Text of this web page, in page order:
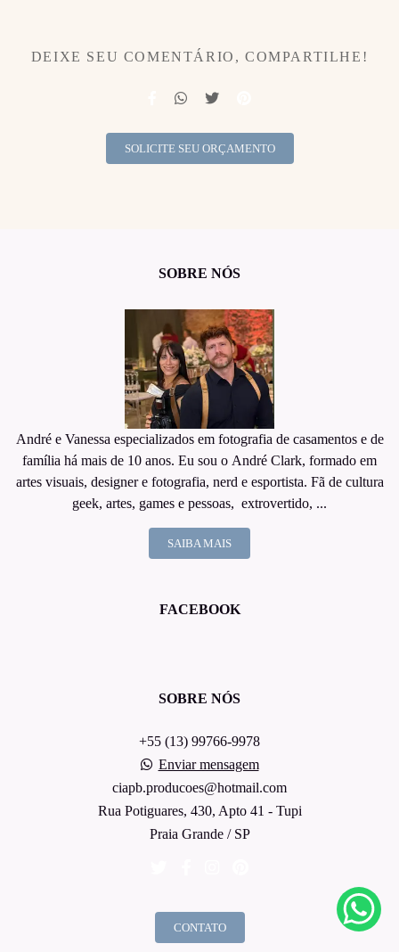
DEIXE SEU COMENTÁRIO, COMPARTILHE!
SOLICITE SEU ORÇAMENTO
SOBRE NÓS
André e Vanessa especializados em fotografia de casamentos e de
família há mais de 10 anos. Eu sou o André Clark, formado em
artes visuais, designer e fotografia, nerd e esportista. Fã de cultura
geek, artes, games e pessoas, extrovertido, ...
SAIBA MAIS
FACEBOOK
SOBRE NÓS
+55 (13) 99766-9978
Enviar mensagem
ciapb.producoes@hotmail.com
Rua Potiguares, 430, Apto 41 - Tupi
Praia Grande / SP
CONTATO